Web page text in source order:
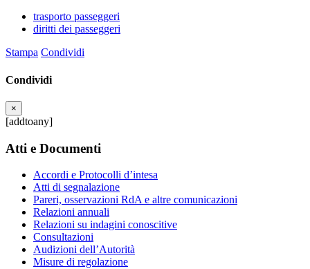
trasporto passeggeri
diritti dei passeggeri
Stampa Condividi
Condividi
×
[addtoany]
Atti e Documenti
Accordi e Protocolli d’intesa
Atti di segnalazione
Pareri, osservazioni RdA e altre comunicazioni
Relazioni annuali
Relazioni su indagini conoscitive
Consultazioni
Audizioni dell’Autorità
Misure di regolazione